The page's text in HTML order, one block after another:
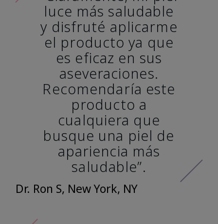
luce más saludable
y disfruté aplicarme
el producto ya que
es eficaz en sus
aseveraciones.
Recomendaría este
producto a
cualquiera que
busque una piel de
apariencia más
saludable”.
Dr. Ron S, New York, NY